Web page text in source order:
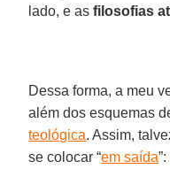
lado, e asfilosofias
Dessa forma, a meu
além dos esquemas
teológica. Assim,
se colocar “em saída